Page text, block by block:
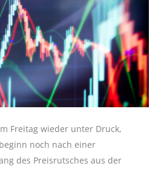
Freitag wieder unter Druck,
noch nach einer
des Preisrutsches aus der